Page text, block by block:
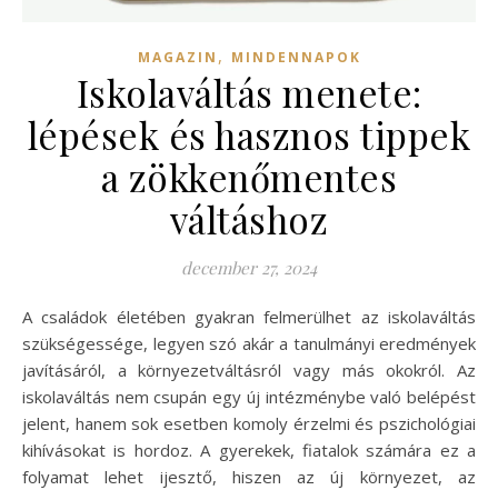
MAGAZIN , MINDENNAPOK
Iskolaváltás menete:
lépések és hasznos tippek
a zökkenőmentes
váltáshoz
december 27, 2024
A családok életében gyakran felmerülhet az iskolaváltás
szükségessége, legyen szó akár a tanulmányi eredmények
javításáról, a környezetváltásról vagy más okokról. Az
iskolaváltás nem csupán egy új intézménybe való belépést
jelent, hanem sok esetben komoly érzelmi és pszichológiai
kihívásokat is hordoz. A gyerekek, fiatalok számára ez a
folyamat lehet ijesztő, hiszen az új környezet, az